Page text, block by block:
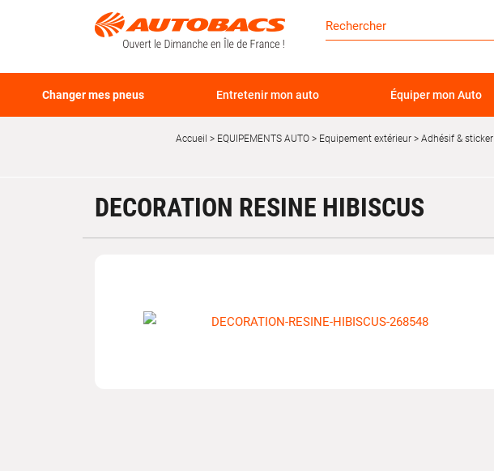
Changer mes pneus Entretenir mon auto Équiper mon Auto
Accueil EQUIPEMENTS AUTO Equipement extérieur Adhésif & sticker
DECORATION RESINE HIBISCUS